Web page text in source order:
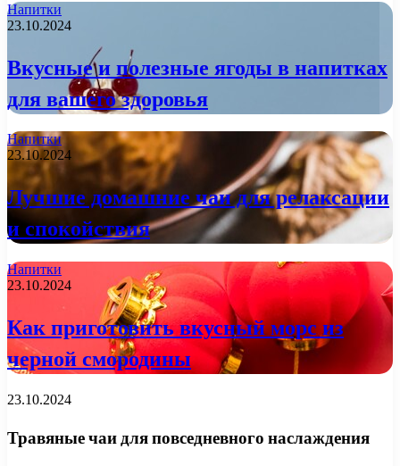
Напитки
23.10.2024
Вкусные и полезные ягоды в напитках
для вашего здоровья
Напитки
23.10.2024
Лучшие домашние чаи для релаксации
и спокойствия
Напитки
23.10.2024
Как приготовить вкусный морс из
черной смородины
23.10.2024
Травяные чаи для повседневного наслаждения